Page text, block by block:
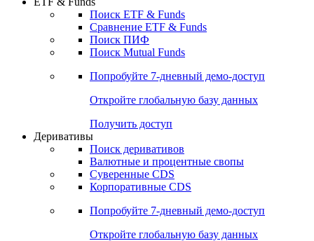
Поиск ETF & Funds
Сравнение ETF & Funds
Поиск ПИФ
Поиск Mutual Funds
Попробуйте 7-дневный демо-доступ
Откройте глобальную базу данных
Получить доступ
Деривативы
Поиск деривативов
Валютные и процентные свопы
Суверенные CDS
Корпоративные CDS
Попробуйте 7-дневный демо-доступ
Откройте глобальную базу данных